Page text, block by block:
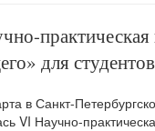
для
в Санкт-
VI Научно-